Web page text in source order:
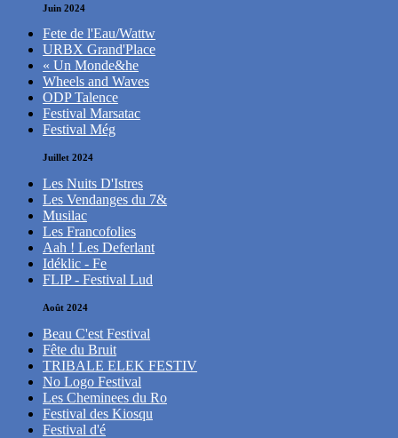
Juin 2024
Fete de l'Eau/Wattw
URBX Grand'Place
« Un Monde&he
Wheels and Waves
ODP Talence
Festival Marsatac
Festival Még
Juillet 2024
Les Nuits D'Istres
Les Vendanges du 7&
Musilac
Les Francofolies
Aah ! Les Deferlant
Idéklic - Fe
FLIP - Festival Lud
Août 2024
Beau C'est Festival
Fête du Bruit
TRIBALE ELEK FESTIV
No Logo Festival
Les Cheminees du Ro
Festival des Kiosqu
Festival d'é